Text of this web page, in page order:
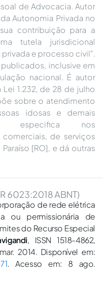
de Advocacia. Autor
Autonomia Privada no
contribuição para a
tutela jurisdicional
e processo civil".
inclusive em
nacional. É autor
1.232, de 28 de julho
sobre o atendimento
idosas e demais
especifica nos
de serviços
[RO], e dá outras
6023:2018 ABNT)
de rede elétrica
ou permissionária de
do Recurso Especial
, ISSN 1518-4862,
2014. Disponível em:
. Acesso em: 8 ago.